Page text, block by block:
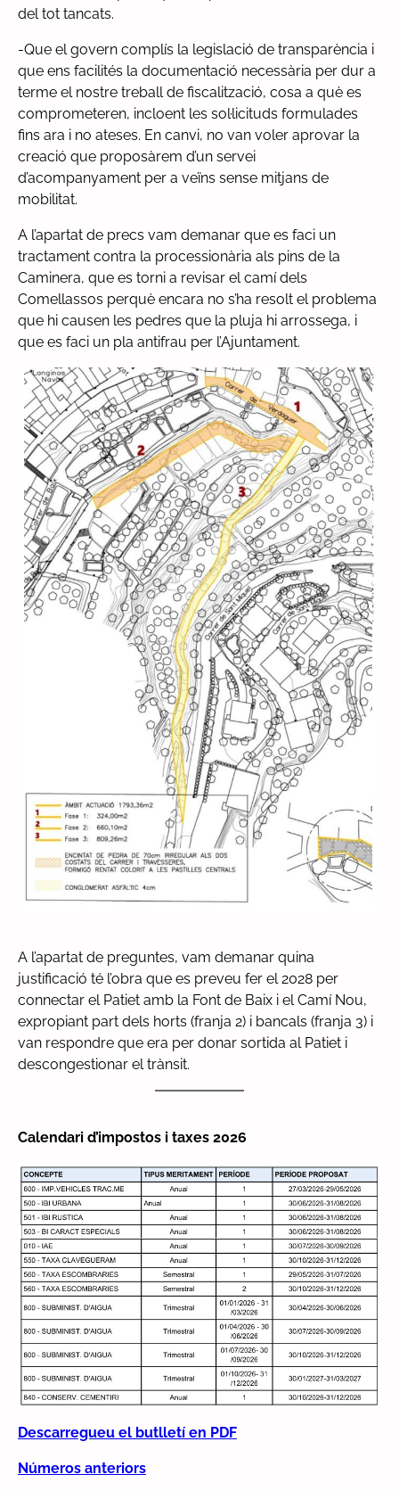
del tot tancats.
-Que el govern complís la legislació de transparència i
que ens facilités la documentació necessària per dur a
terme el nostre treball de fiscalització, cosa a què es
comprometeren, incloent les sol·licituds formulades
fins ara i no ateses. En canvi, no van voler aprovar la
creació que proposàrem d’un servei
d’acompanyament per a veïns sense mitjans de
mobilitat.
A l’apartat de precs vam demanar que es faci un
tractament contra la processionària als pins de la
Caminera, que es torni a revisar el camí dels
Comellassos perquè encara no s’ha resolt el problema
que hi causen les pedres que la pluja hi arrossega, i
que es faci un pla antifrau per l’Ajuntament.
A l’apartat de preguntes, vam demanar quina
justificació té l’obra que es preveu fer el 2028 per
connectar el Patiet amb la Font de Baix i el Camí Nou,
expropiant part dels horts (franja 2) i bancals (franja 3) i
van respondre que era per donar sortida al Patiet i
descongestionar el trànsit.
Calendari d’impostos i taxes 2026
Descarregueu el butlletí en PDF
Números anteriors